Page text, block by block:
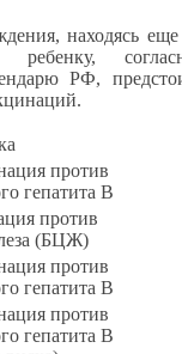
находясь
ребенку,
РФ,
против
гепатита В
против
(БЦЖ)
против
гепатита В
против
гепатита В